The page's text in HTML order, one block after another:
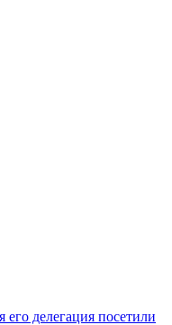
делегация посетили